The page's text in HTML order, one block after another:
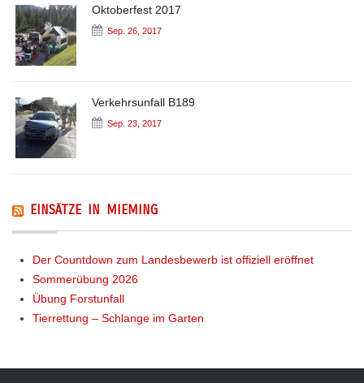
Oktoberfest 2017
Sep. 26, 2017
Verkehrsunfall B189
Sep. 23, 2017
EINSÄTZE IN MIEMING
Der Countdown zum Landesbewerb ist offiziell eröffnet
Sommerübung 2026
Übung Forstunfall
Tierrettung – Schlange im Garten